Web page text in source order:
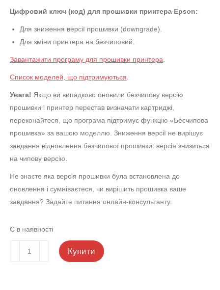
Цифровий ключ (код) для прошивки принтера Epson:
Для зниження версії прошивки (downgrade).
Для зміни принтера на безчиповий.
Завантажити програму для прошивки принтера
Список моделей, що підтримуються
Увага! Якщо ви випадково оновили безчипову версію
прошивки і принтер перестав визначати картриджі,
переконайтеся, що програма підтримує функцію «Бесчипова
прошивка» за вашою моделлю. Зниження версії не вирішує
завдання відновлення безчипової прошивки: версія знизиться
на чипову версію.
Не знаєте яка версія прошивки була встановлена до
оновлення і сумніваєтеся, чи вирішить прошивка ваше
завдання? Задайте питання онлайн-консультанту.
Є в наявності
Купити